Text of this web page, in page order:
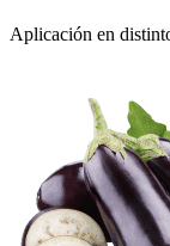
Aplicación en